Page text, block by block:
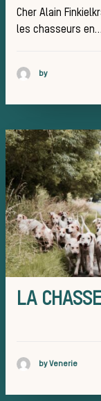
La
Cher Alain
les chasseurs en…
by
LA
by Venerie